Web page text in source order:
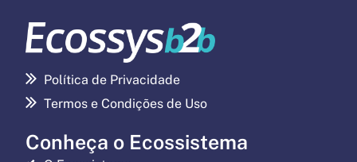
Política de Privacidade
Termos e Condições de Uso
Conheça o Ecossistema